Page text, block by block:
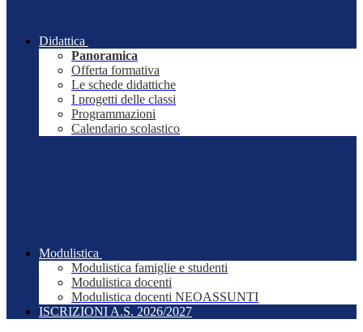
Didattica
Panoramica
Offerta formativa
Le schede didattiche
I progetti delle classi
Programmazioni
Calendario scolastico
Modulistica
Modulistica famiglie e studenti
Modulistica docenti
Modulistica docenti NEOASSUNTI
ISCRIZIONI A.S. 2026/2027